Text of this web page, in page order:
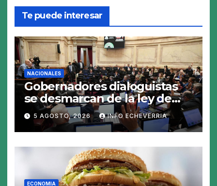
Te puede interesar
NACIONALES
Gobernadores dialoguistas
se desmarcan de la ley de
Tierras y ponen en jaque su
tratamiento en el Senado
5 AGOSTO, 2026 INFO ECHEVERRIA
ECONOMIA